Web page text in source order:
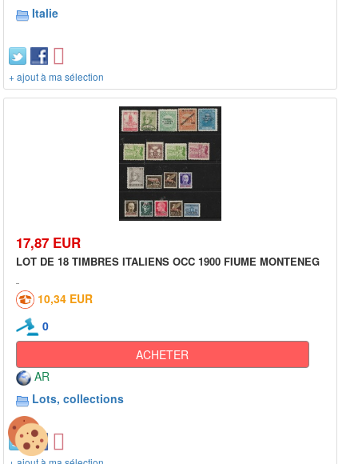
Italie
+ ajout à ma sélection
17,87 EUR
LOT DE 18 TIMBRES ITALIENS OCC 1900 FIUME MONTENEG
10,34 EUR
0
ACHETER
AR
Lots, collections